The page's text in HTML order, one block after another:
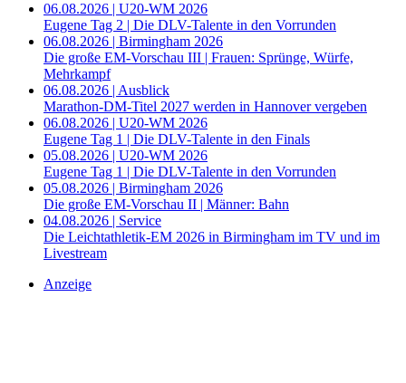
06.08.2026 | U20-WM 2026
Eugene Tag 2 | Die DLV-Talente in den Vorrunden
06.08.2026 | Birmingham 2026
Die große EM-Vorschau III | Frauen: Sprünge, Würfe,
Mehrkampf
06.08.2026 | Ausblick
Marathon-DM-Titel 2027 werden in Hannover vergeben
06.08.2026 | U20-WM 2026
Eugene Tag 1 | Die DLV-Talente in den Finals
05.08.2026 | U20-WM 2026
Eugene Tag 1 | Die DLV-Talente in den Vorrunden
05.08.2026 | Birmingham 2026
Die große EM-Vorschau II | Männer: Bahn
04.08.2026 | Service
Die Leichtathletik-EM 2026 in Birmingham im TV und im
Livestream
Anzeige